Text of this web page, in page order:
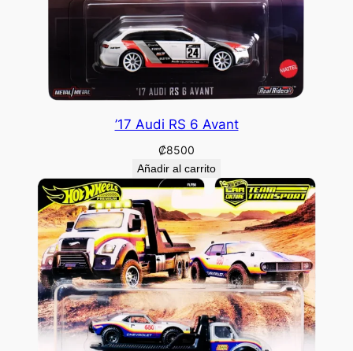
’17 Audi RS 6 Avant
₡8500
Añadir al carrito